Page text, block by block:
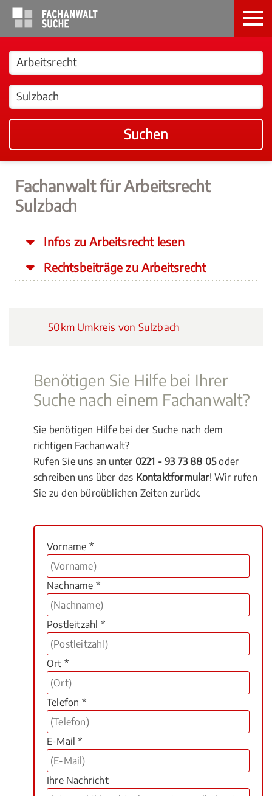
Suchen
Fachanwalt für Arbeitsrecht
Sulzbach
Infos zu Arbeitsrecht lesen
Rechtsbeiträge zu Arbeitsrecht
50km Umkreis von Sulzbach
Benötigen Sie Hilfe bei Ihrer
Suche nach einem Fachanwalt?
Sie benötigen Hilfe bei der Suche nach dem
richtigen Fachanwalt?
Rufen Sie uns an unter 0221 - 93 73 88 05oder
schreiben uns über das Kontaktformular! Wir rufen
Sie zu den büroüblichen Zeiten zurück.
Vorname *
Nachname *
Postleitzahl *
Ort *
Telefon *
E-Mail *
Ihre Nachricht